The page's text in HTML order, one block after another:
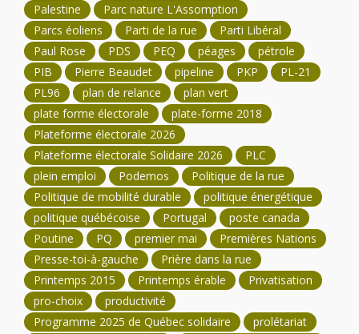
Palestine
Parc nature L'Assomption
Parcs éoliens
Parti de la rue
Parti Libéral
Paul Rose
PDS PEQ péages
pétrole
PIB
Pierre Beaudet pipeline PKP
PL-21
PL96
plan de relance
plan vert
plate forme électorale
plate-forme 2018
Plateforme électorale 2026
Plateforme électorale Solidaire 2026
PLC
plein emploi
Podemos
Politique de la rue
Politique de mobilité durable
politique énergétique
politique québécoise
Portugal
poste canada
Poutine
PQ premier mai
Premières Nations
Presse-toi-à-gauche
Prière dans la rue
Printemps 2015
Printemps érable
Privatisation
pro-choix
productivité
Programme 2025 de Québec solidaire
prolétariat